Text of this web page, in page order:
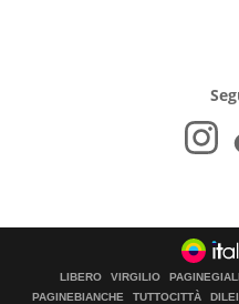
LIBERO VIRGILIO
PAGINEBIANCHE
TUTTOCITTÀ DILEI